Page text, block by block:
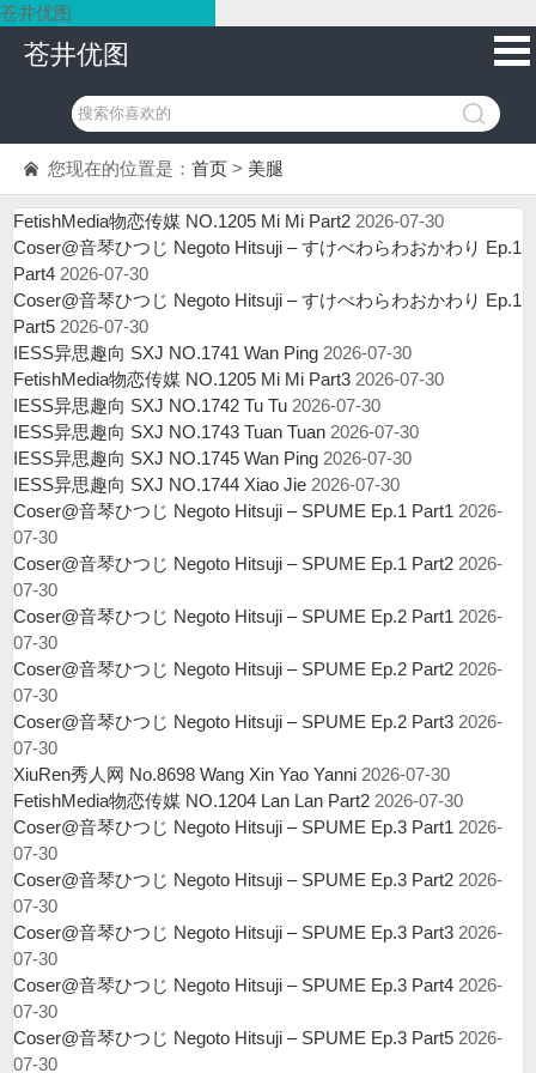
苍井优图
苍井优图
您现在的位置是： 首页 > 美腿
FetishMedia物恋传媒 NO.1205 Mi Mi Part2 2026-07-30
Coser@音琴ひつじ Negoto Hitsuji – すけべわらわおかわり Ep.1
Part4 2026-07-30
Coser@音琴ひつじ Negoto Hitsuji – すけべわらわおかわり Ep.1
Part5 2026-07-30
IESS异思趣向 SXJ NO.1741 Wan Ping 2026-07-30
FetishMedia物恋传媒 NO.1205 Mi Mi Part3 2026-07-30
IESS异思趣向 SXJ NO.1742 Tu Tu 2026-07-30
IESS异思趣向 SXJ NO.1743 Tuan Tuan 2026-07-30
IESS异思趣向 SXJ NO.1745 Wan Ping 2026-07-30
IESS异思趣向 SXJ NO.1744 Xiao Jie 2026-07-30
Coser@音琴ひつじ Negoto Hitsuji – SPUME Ep.1 Part1 2026-
07-30
Coser@音琴ひつじ Negoto Hitsuji – SPUME Ep.1 Part2 2026-
07-30
Coser@音琴ひつじ Negoto Hitsuji – SPUME Ep.2 Part1 2026-
07-30
Coser@音琴ひつじ Negoto Hitsuji – SPUME Ep.2 Part2 2026-
07-30
Coser@音琴ひつじ Negoto Hitsuji – SPUME Ep.2 Part3 2026-
07-30
XiuRen秀人网 No.8698 Wang Xin Yao Yanni 2026-07-30
FetishMedia物恋传媒 NO.1204 Lan Lan Part2 2026-07-30
Coser@音琴ひつじ Negoto Hitsuji – SPUME Ep.3 Part1 2026-
07-30
Coser@音琴ひつじ Negoto Hitsuji – SPUME Ep.3 Part2 2026-
07-30
Coser@音琴ひつじ Negoto Hitsuji – SPUME Ep.3 Part3 2026-
07-30
Coser@音琴ひつじ Negoto Hitsuji – SPUME Ep.3 Part4 2026-
07-30
Coser@音琴ひつじ Negoto Hitsuji – SPUME Ep.3 Part5 2026-
07-30